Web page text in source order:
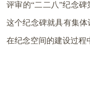
评审的“二二八”纪念
这个纪念碑就具有集
在纪念空间的建设过程